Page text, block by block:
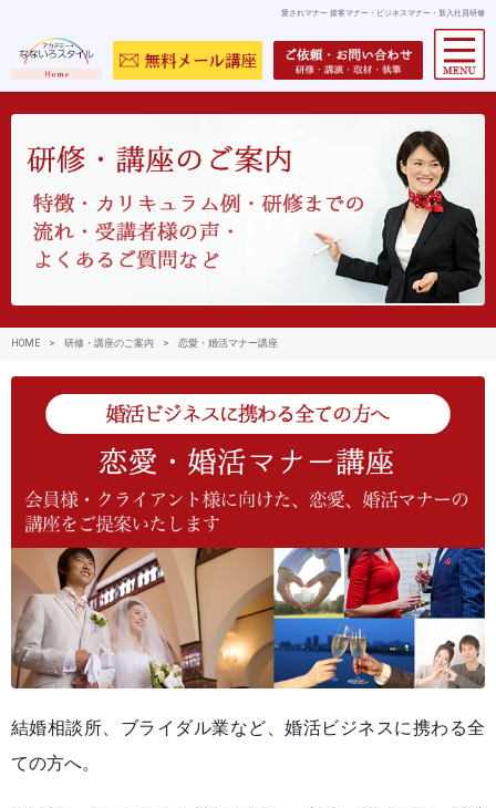
愛されマナー 接客マナー・ビジネスマナー・新入社員研修
HOME > 研修・講座のご案内 > 恋愛・婚活マナー講座
結婚相談所、ブライダル業など、婚活ビジネスに携わる全
ての方へ。